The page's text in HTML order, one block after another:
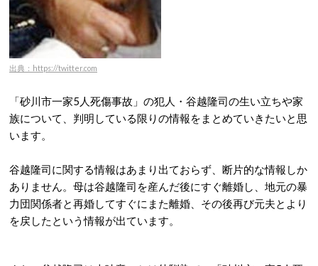
出典：https://twitter.com
「砂川市一家5人死傷事故」の犯人・谷越隆司の生い立ちや家
族について、判明している限りの情報をまとめていきたいと思
います。
谷越隆司に関する情報はあまり出ておらず、断片的な情報しか
ありません。母は谷越隆司を産んだ後にすぐ離婚し、地元の暴
力団関係者と再婚してすぐにまた離婚、その後再び元夫とより
を戻したという情報が出ています。